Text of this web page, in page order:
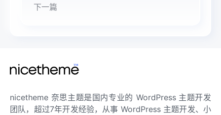
下一篇
nicetheme 奈思主题是国内专业的 WordPress 主题开发
团队，超过7年开发经验，从事 WordPress 主题开发、小